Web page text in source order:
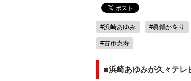
#浜崎あゆみ #眞鍋かをり
#古市憲寿
■浜崎あゆみが久々テ